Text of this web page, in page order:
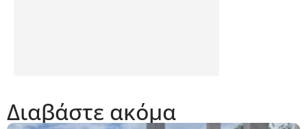
Διαβάστε ακόμα